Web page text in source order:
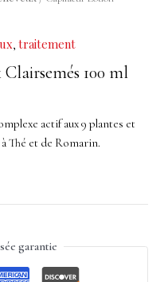
, traitement
100 ml
actif aux 9 plantes et
Thé et de Romarin.
garantie